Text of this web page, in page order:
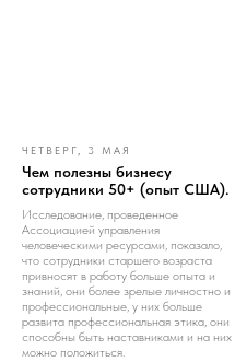
ЧЕТВЕРГ, 3 МАЯ
Чем полезны бизнесу
сотрудники 50+ (опыт США).
Исследование, проведенное
Ассоциацией управления
человеческими ресурсами, показало,
что сотрудники старшего возраста
привносят в работу больше опыта и
знаний, они более зрелые личностно и
профессиональные, у них больше
развита профессиональная этика, они
способны быть наставниками и на них
можно положиться.